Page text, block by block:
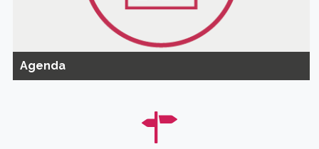
Agenda